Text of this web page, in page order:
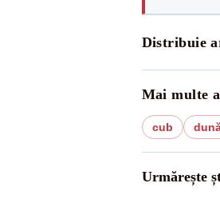
Distribuie
Mai multe
cub
Urmărește